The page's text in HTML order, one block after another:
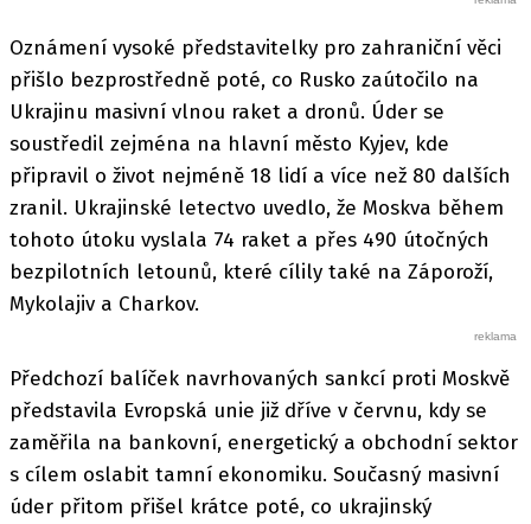
Oznámení vysoké představitelky pro zahraniční věci
přišlo bezprostředně poté, co Rusko zaútočilo na
Ukrajinu masivní vlnou raket a dronů. Úder se
soustředil zejména na hlavní město Kyjev, kde
připravil o život nejméně 18 lidí a více než 80 dalších
zranil. Ukrajinské letectvo uvedlo, že Moskva během
tohoto útoku vyslala 74 raket a přes 490 útočných
bezpilotních letounů, které cílily také na Záporoží,
Mykolajiv a Charkov.
Předchozí balíček navrhovaných sankcí proti Moskvě
představila Evropská unie již dříve v červnu, kdy se
zaměřila na bankovní, energetický a obchodní sektor
s cílem oslabit tamní ekonomiku. Současný masivní
úder přitom přišel krátce poté, co ukrajinský